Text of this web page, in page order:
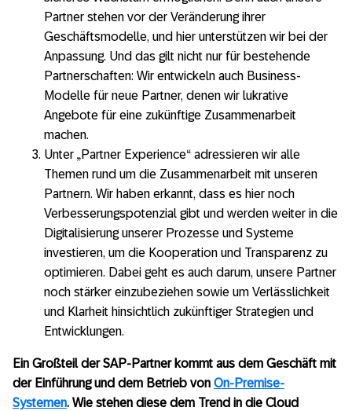
Partner stehen vor der Veränderung ihrer
Geschäftsmodelle, und hier unterstützen wir bei der
Anpassung. Und das gilt nicht nur für bestehende
Partnerschaften: Wir entwickeln auch Business-
Modelle für neue Partner, denen wir lukrative
Angebote für eine zukünftige Zusammenarbeit
machen.
Unter „Partner Experience“ adressieren wir alle
Themen rund um die Zusammenarbeit mit unseren
Partnern. Wir haben erkannt, dass es hier noch
Verbesserungspotenzial gibt und werden weiter in die
Digitalisierung unserer Prozesse und Systeme
investieren, um die Kooperation und Transparenz zu
optimieren. Dabei geht es auch darum, unsere Partner
noch stärker einzubeziehen sowie um Verlässlichkeit
und Klarheit hinsichtlich zukünftiger Strategien und
Entwicklungen.
Ein Großteil der SAP-Partner kommt aus dem Geschäft mit
der Einführung und dem Betrieb von On-Premise-
Systemen. Wie stehen diese dem Trend in die Cloud